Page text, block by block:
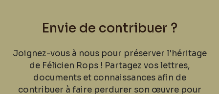
Envie de contribuer ?
Joignez-vous à nous pour préserver l'héritage
de Félicien Rops ! Partagez vos lettres,
documents et connaissances afin de
contribuer à faire perdurer son œuvre pour